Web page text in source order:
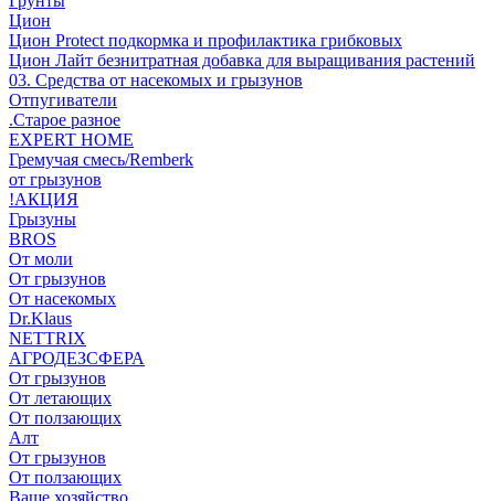
Цион
Цион Protect подкормка и профилактика грибковых
Цион Лайт безнитратная добавка для выращивания растений
03. Средства от насекомых и грызунов
Отпугиватели
.Старое разное
EXPERT HOME
Гремучая смесь/Remberk
от грызунов
!АКЦИЯ
Грызуны
BROS
От моли
От грызунов
От насекомых
Dr.Klaus
NETTRIX
АГРОДЕЗСФЕРА
От грызунов
От летающих
От ползающих
Алт
От грызунов
От ползающих
Ваше хозяйство